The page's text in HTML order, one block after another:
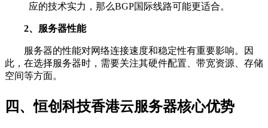
应的技术实力，那么BGP国际线路可能更适合。
2、服务器性能
服务器的性能对网络连接速度和稳定性有重要影响。因
此，在选择服务器时，需要关注其硬件配置、带宽资源、存储
空间等方面。
四、恒创科技香港云服务器核心优势